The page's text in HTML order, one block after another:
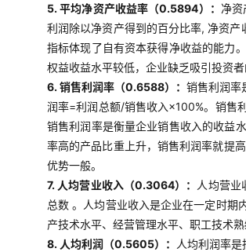
5. 平均净资产收益率（0.5894）： 净
利润除以净资产得到的百分比率, 净资
指标体现了自有资本获得净收益的能力
权益收益水平较低，企业缺乏吸引投资者
6. 销售利润率（0.6588）：销售利润率
润率=利润总额/销售收入×100%。销售
销售利润率是衡量企业销售收入的收益
率高的产品比重上升，销售利润率就提
优势一般。
7. 人均营业收入（0.3064）： 人均营业
总数 。人均营业收入是企业在一定时期
产技术水平、经营管理水平、职工技术
8. 人均利润（0.5605）：
人均利润率